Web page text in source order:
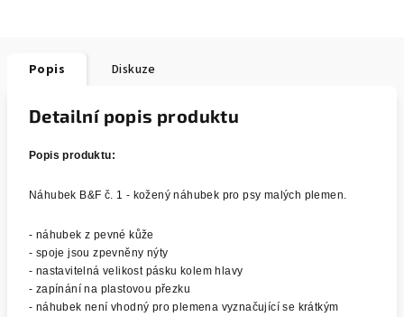
Popis Diskuze
Detailní popis produktu
Popis produktu:
Náhubek B&F č. 1 - kožený náhubek pro psy malých plemen.
- náhubek z pevné kůže
- spoje jsou zpevněny nýty
- nastavitelná velikost pásku kolem hlavy
- zapínání na plastovou přezku
- náhubek není vhodný pro plemena vyznačující se krátkým